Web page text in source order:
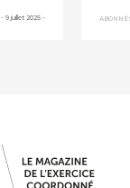
- 9 juillet 2025 -